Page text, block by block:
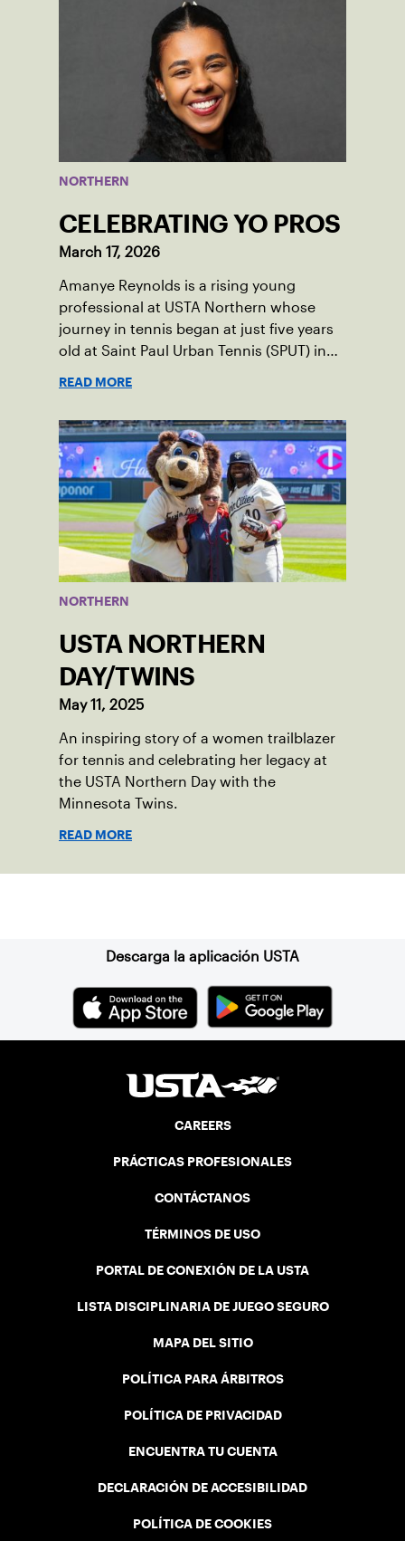
for positive on-court behavior by
recognizing and rewarding young
NORTHERN
CELEBRATING YO PROS
March 17, 2026
Amanye Reynolds is a rising young
professional at USTA Northern whose
journey in tennis began at just five years
old at Saint Paul Urban Tennis (SPUT) in
READ MORE
NORTHERN
USTA NORTHERN
DAY/TWINS
May 11, 2025
An inspiring story of a women trailblazer
for tennis and celebrating her legacy at
the USTA Northern Day with the
Minnesota Twins.
READ MORE
Descarga la aplicación USTA
CAREERS
PRÁCTICAS PROFESIONALES
CONTÁCTANOS
TÉRMINOS DE USO
PORTAL DE CONEXIÓN DE LA USTA
LISTA DISCIPLINARIA DE JUEGO SEGURO
MAPA DEL SITIO
POLÍTICA PARA ÁRBITROS
POLÍTICA DE PRIVACIDAD
ENCUENTRA TU CUENTA
DECLARACIÓN DE ACCESIBILIDAD
POLÍTICA DE COOKIES